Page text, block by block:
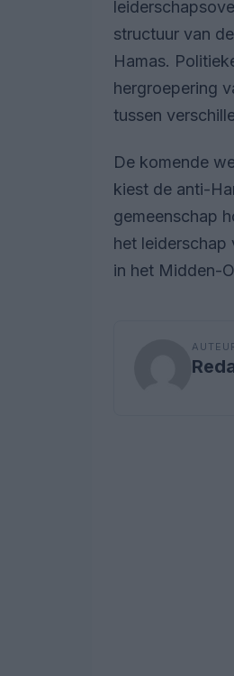
structuur van
Hamas.
hergroepering
tussen
De komende
kiest de anti-
gemeenschap
het
in het Midden-